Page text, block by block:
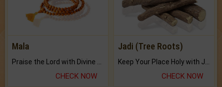
Mala
Praise the Lord with Divine Energies of Mala.
CHECK NOW
Jadi (Tree Roots)
Keep Your Place Holy with Jadi.
CHECK NOW